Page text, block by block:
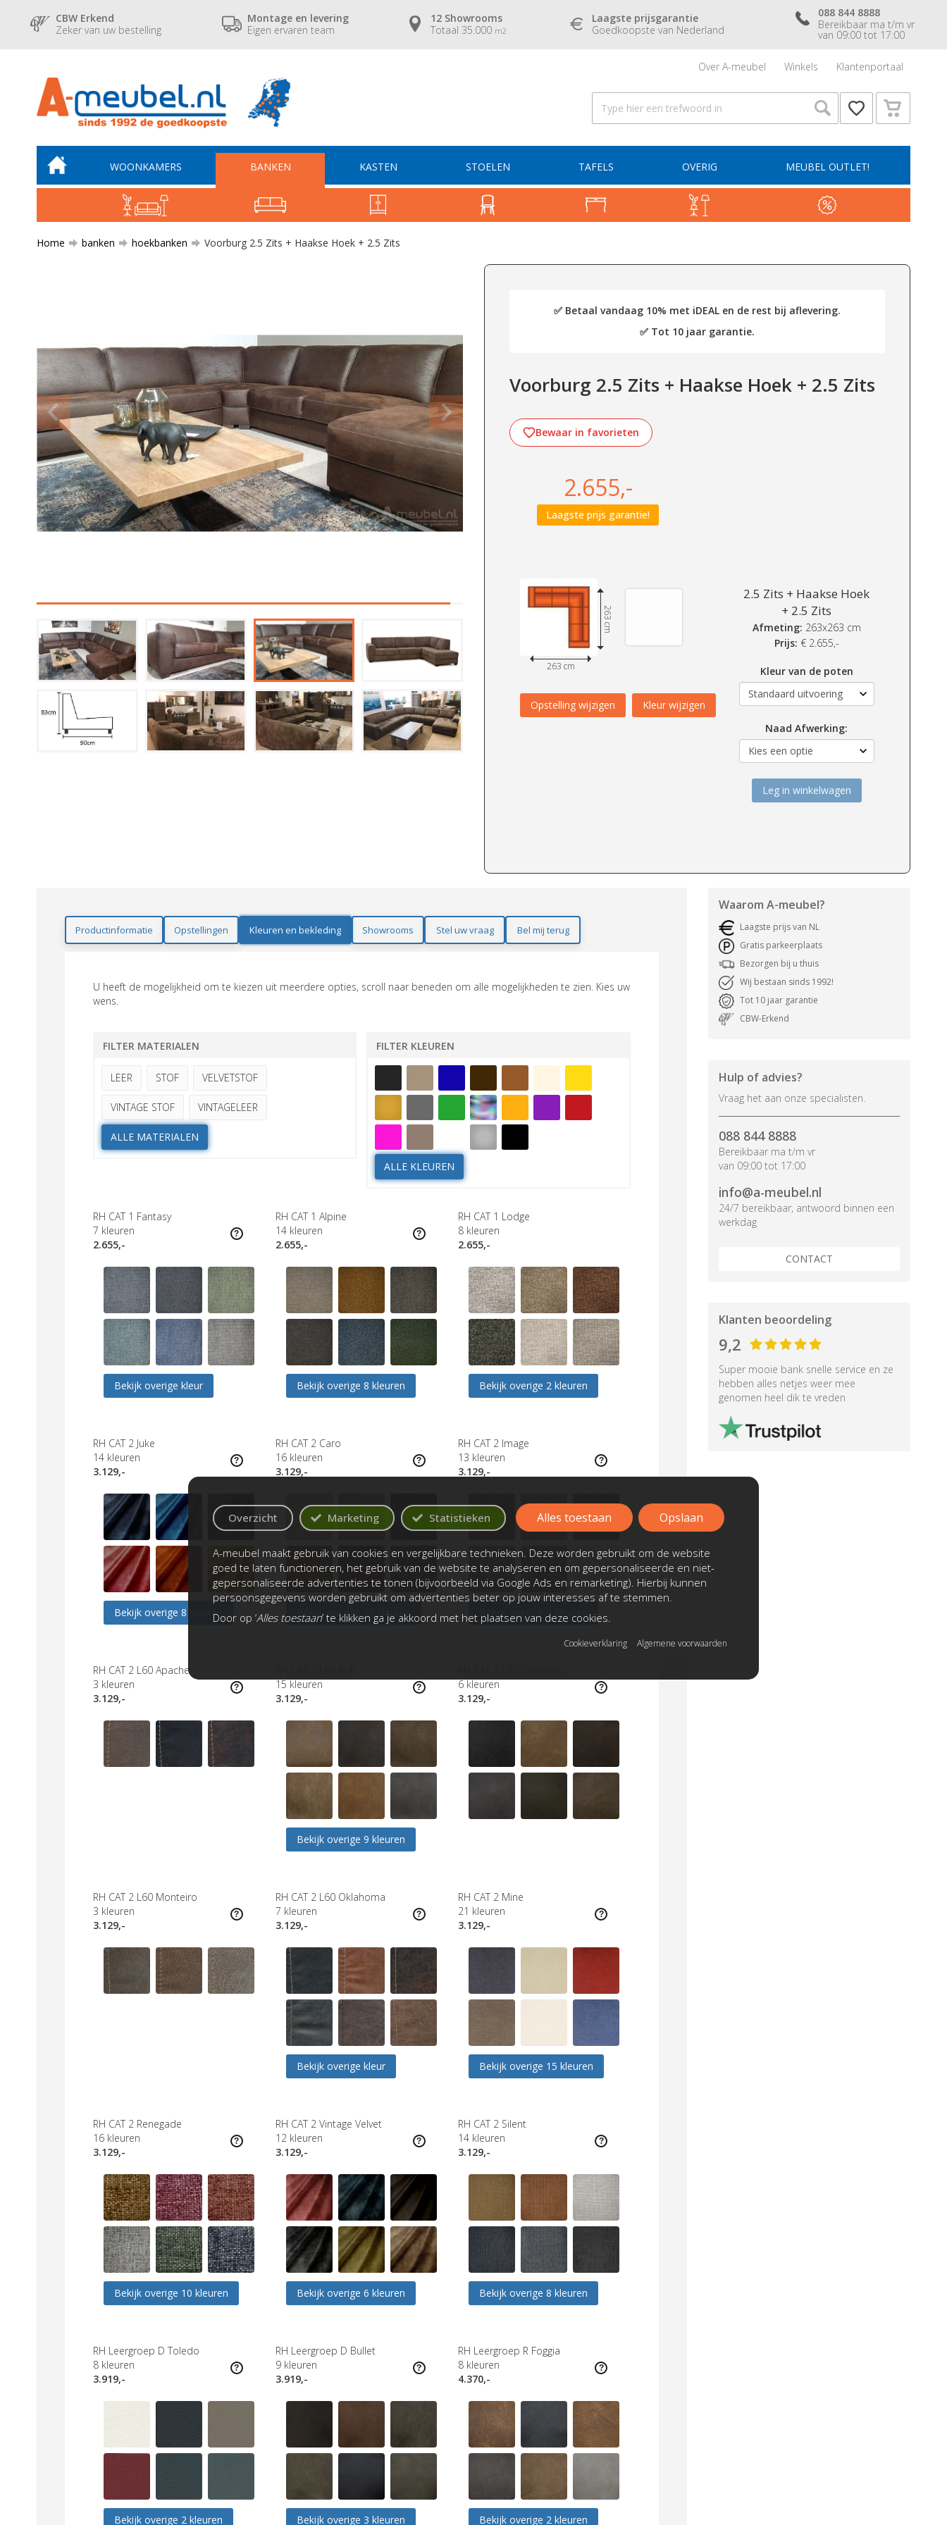
CBW Erkend
Zeker van uw bestelling
Montage en levering
Eigen ervaren team
12 Showrooms
Totaal 35.000 m2
Laagste prijsgarantie
Goedkoopste van Nederland
088 844 8888
Bereikbaar ma t/m vr
van 09:00 tot 17:00
Over A-meubel Winkels Klantenportaal
WOONKAMERS BANKEN KASTEN STOELEN TAFELS OVERIG MEUBEL OUTLET!
Home banken hoekbanken Voorburg 2.5 Zits + Haakse Hoek + 2.5 Zits
✅ Betaal vandaag 10% met iDEAL en de rest bij aflevering.
✅ Tot 10 jaar garantie.
Voorburg 2.5 Zits + Haakse Hoek + 2.5 Zits
Bewaar in favorieten
2.655,-
Laagste prijs garantie!
263 cm
263 cm
Opstelling wijzigen Kleur wijzigen
2.5 Zits + Haakse Hoek
+ 2.5 Zits
Afmeting: 263x263 cm
Prijs: € 2.655,-
Kleur van de poten
Naad Afwerking:
Leg in winkelwagen
Productinformatie Opstellingen Kleuren en bekleding Showrooms Stel uw vraag Bel mij terug
U heeft de mogelijkheid om te kiezen uit meerdere opties, scroll naar beneden om alle mogelijkheden te zien. Kies uw
wens.
FILTER MATERIALEN
LEER STOF VELVETSTOF
VINTAGE STOF VINTAGELEER
ALLE MATERIALEN
FILTER KLEUREN
ALLE KLEUREN
RH CAT 1 Fantasy
7 kleuren
2.655,-
Bekijk overige kleur
RH CAT 1 Alpine
14 kleuren
2.655,-
Bekijk overige 8 kleuren
RH CAT 1 Lodge
8 kleuren
2.655,-
Bekijk overige 2 kleuren
RH CAT 2 Juke
14 kleuren
3.129,-
Bekijk overige 8 kleuren
RH CAT 2 Caro
16 kleuren
3.129,-
Bekijk overige 10 kleuren
RH CAT 2 Image
13 kleuren
3.129,-
Bekijk overige 7 kleuren
RH CAT 2 L60 Apache
3 kleuren
3.129,-
15 kleuren
3.129,-
Bekijk overige 9 kleuren
6 kleuren
3.129,-
RH CAT 2 L60 Monteiro
3 kleuren
3.129,-
RH CAT 2 L60 Oklahoma
7 kleuren
3.129,-
Bekijk overige kleur
RH CAT 2 Mine
21 kleuren
3.129,-
Bekijk overige 15 kleuren
RH CAT 2 Renegade
16 kleuren
3.129,-
Bekijk overige 10 kleuren
RH CAT 2 Vintage Velvet
12 kleuren
3.129,-
Bekijk overige 6 kleuren
RH CAT 2 Silent
14 kleuren
3.129,-
Bekijk overige 8 kleuren
RH Leergroep D Toledo
8 kleuren
3.919,-
Bekijk overige 2 kleuren
RH Leergroep D Bullet
9 kleuren
3.919,-
Bekijk overige 3 kleuren
RH Leergroep R Foggia
8 kleuren
4.370,-
Bekijk overige 2 kleuren
Waarom A-meubel?
Laagste prijs van NL
Gratis parkeerplaats
Bezorgen bij u thuis
Wij bestaan sinds 1992!
Tot 10 jaar garantie
CBW-Erkend
Hulp of advies?
Vraag het aan onze specialisten.
088 844 8888
Bereikbaar ma t/m vr
van 09:00 tot 17:00
info@a-meubel.nl
24/7 bereikbaar, antwoord binnen een
werkdag
CONTACT
Klanten beoordeling
9,2
Super mooie bank snelle service en ze
hebben alles netjes weer mee
genomen heel dik te vreden
Overzicht Marketing Statistieken
A-meubel maakt gebruik van cookies en vergelijkbare technieken. Deze worden gebruikt om de website
goed te laten functioneren, het gebruik van de website te analyseren en om gepersonaliseerde en niet-
gepersonaliseerde advertenties te tonen (bijvoorbeeld via Google Ads en remarketing). Hierbij kunnen
persoonsgegevens worden gebruikt om advertenties beter op jouw interesses af te stemmen.
Door op ‘Alles toestaan’ te klikken ga je akkoord met het plaatsen van deze cookies.
Alles toestaan Opslaan
Cookieverklaring Algemene voorwaarden